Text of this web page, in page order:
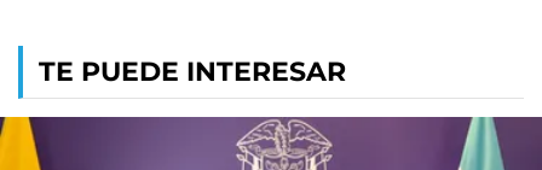
TE PUEDE INTERESAR